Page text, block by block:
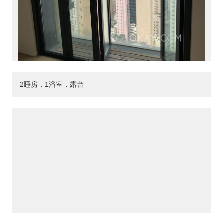
2睡房，1浴室，露台